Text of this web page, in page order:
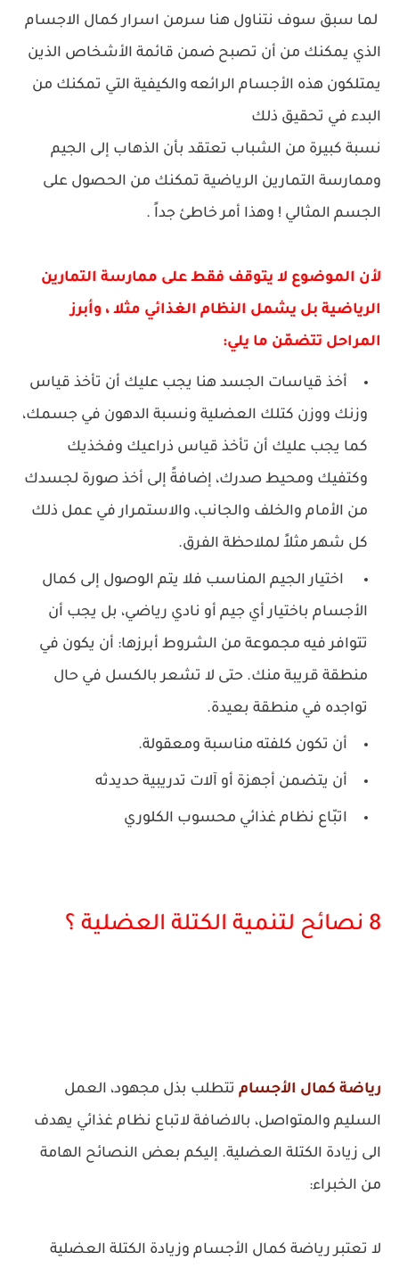
لما سبق سوف نتناول هنا سرمن اسرار كمال الاجسام
الذي يمكنك من أن تصبح ضمن قائمة الأشخاص الذين
يمتلكون هذه الأجسام الرائعه والكيفية التي تمكنك من
البدء في تحقيق ذلك
نسبة كبيرة من الشباب تعتقد بأن الذهاب إلى الجيم
وممارسة التمارين الرياضية تمكنك من الحصول على
الجسم المثالي ! وهذا أمر خاطئ جداً .
لأن الموضوع لا يتوقف فقط على ممارسة التمارين
الرياضية بل يشمل النظام الغذائي مثلا ، وأبرز
المراحل تتضمّن ما يلي:
أخذ قياسات الجسد هنا يجب عليك أن تأخذ قياس
وزنك ووزن كتلك العضلية ونسبة الدهون في جسمك،
كما يجب عليك أن تأخذ قياس ذراعيك وفخذيك
وكتفيك ومحيط صدرك، إضافةً إلى أخذ صورة لجسدك
من الأمام والخلف والجانب، والاستمرار في عمل ذلك
كل شهر مثلاً لملاحظة الفرق.
اختيار الجيم المناسب فلا يتم الوصول إلى كمال
الأجسام باختيار أي جيم أو نادي رياضي، بل يجب أن
تتوافر فيه مجموعة من الشروط أبرزها: أن يكون في
منطقة قريبة منك. حتى لا تشعر بالكسل في حال
تواجده في منطقة بعيدة.
أن تكون كلفته مناسبة ومعقولة.
أن يتضمن أجهزة أو آلات تدريبية حديدثه
اتبّاع نظام غذائي محسوب الكلوري
8 نصائح لتنمية الكتلة العضلية ؟
رياضة كمال الأجسام تتطلب بذل مجهود، العمل
السليم والمتواصل، بالاضافة لاتباع نظام غذائي يهدف
الى زيادة الكتلة العضلية. إليكم بعض النصائح الهامة
من الخبراء:
لا تعتبر رياضة كمال الأجسام وزيادة الكتلة العضلية